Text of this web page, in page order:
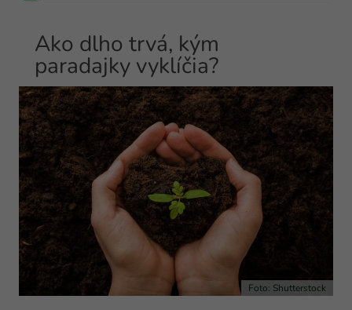
Ako dlho trvá, kým
paradajky vyklíčia?
Foto: Shutterstock